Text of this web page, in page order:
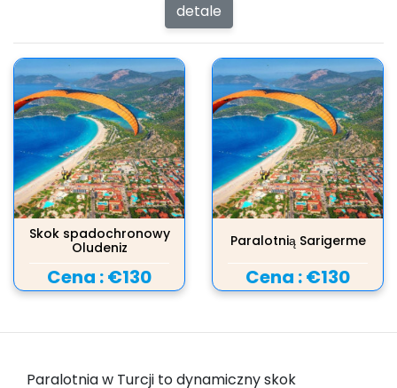
detale
Skok spadochronowy
Oludeniz
Cena :€130
Paralotnią Sarigerme
Cena :€130
Paralotnia w Turcji to dynamiczny skok